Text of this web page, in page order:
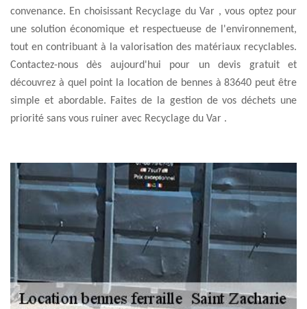
convenance. En choisissant Recyclage du Var , vous optez pour
une solution économique et respectueuse de l'environnement,
tout en contribuant à la valorisation des matériaux recyclables.
Contactez-nous dès aujourd'hui pour un devis gratuit et
découvrez à quel point la location de bennes à 83640 peut être
simple et abordable. Faites de la gestion de vos déchets une
priorité sans vous ruiner avec Recyclage du Var .